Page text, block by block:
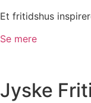
Et fritidshus
Se mere
Jyske